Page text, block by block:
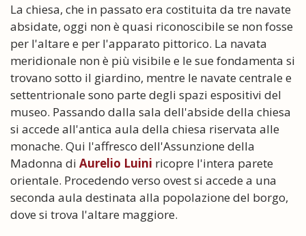
La chiesa, che in passato era costituita da tre navate
absidate, oggi non è quasi riconoscibile se non fosse
per l'altare e per l'apparato pittorico. La navata
meridionale non è più visibile e le sue fondamenta si
trovano sotto il giardino, mentre le navate centrale e
settentrionale sono parte degli spazi espositivi del
museo. Passando dalla sala dell'abside della chiesa
si accede all'antica aula della chiesa riservata alle
monache. Qui l'affresco dell'Assunzione della
Madonna di Aurelio Luini ricopre l'intera parete
orientale. Procedendo verso ovest si accede a una
seconda aula destinata alla popolazione del borgo,
dove si trova l'altare maggiore.